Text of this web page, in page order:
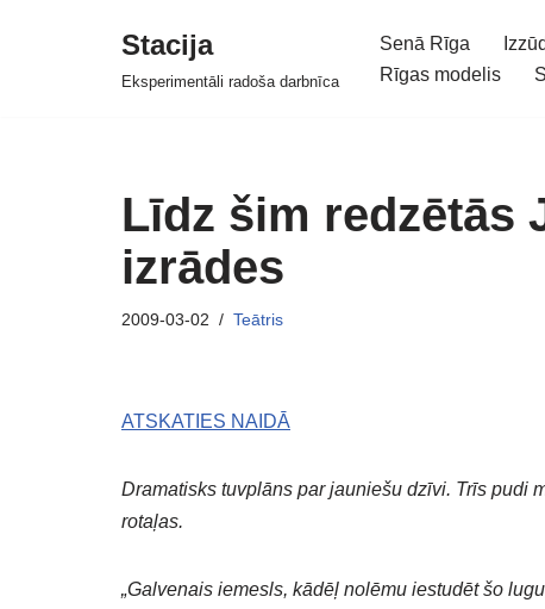
Stacija
Eksperimentāli radoša darbnīca
Senā Rīga
Rīgas modelis
Līdz šim redzētās
izrādes
2009-03-02 Teātris
ATSKATIES NAIDĀ
Dramatisks tuvplāns par jauniešu dzīvi. Trīs pudi
rotaļas.
„Galvenais iemesls, kādēļ nolēmu iestudēt šo